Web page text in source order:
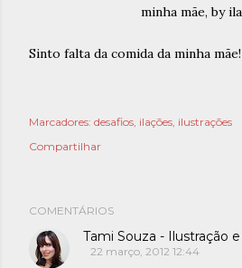
Sinto falta da comida da minha
Marcadores: desafios ilações ilustrações
Compartilhar
COMENTÁRIOS
Tami Souza - Ilustração
22 março, 2012 12:44